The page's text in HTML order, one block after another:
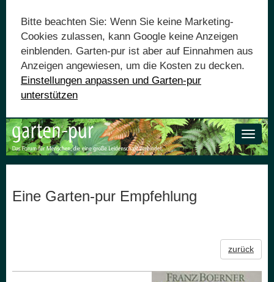
Bitte beachten Sie: Wenn Sie keine Marketing-
Cookies zulassen, kann Google keine Anzeigen
einblenden. Garten-pur ist aber auf Einnahmen aus
Anzeigen angewiesen, um die Kosten zu decken.
Einstellungen anpassen und Garten-pur
unterstützen
Toggle
Eine Garten-pur Empfehlung
zurück